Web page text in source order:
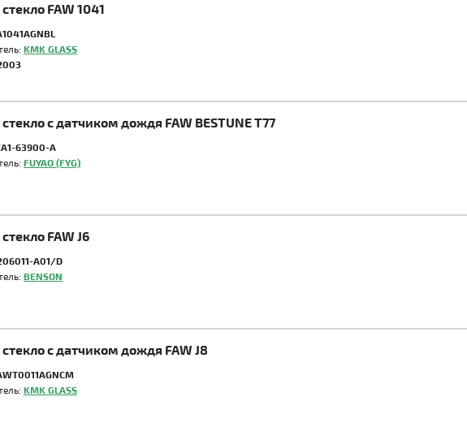
FAW 1041
KMK GLASS
с датчиком дождя FAW BESTUNE T77
63900-A
FUYAO (FYG)
FAW J6
A01/D
BENSON
с датчиком дождя FAW J8
KMK GLASS